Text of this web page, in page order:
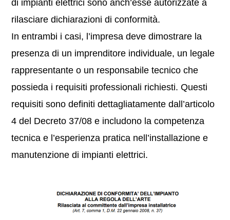
di impianti elettrici sono anch’esse autorizzate a
rilasciare dichiarazioni di conformità.
In entrambi i casi, l’impresa deve dimostrare la
presenza di un imprenditore individuale, un legale
rappresentante o un responsabile tecnico che
possieda i requisiti professionali richiesti. Questi
requisiti sono definiti dettagliatamente dall’articolo
4 del Decreto 37/08 e includono la competenza
tecnica e l’esperienza pratica nell’installazione e
manutenzione di impianti elettrici.